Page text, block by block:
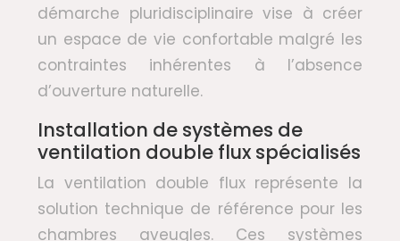
démarche pluridisciplinaire vise à créer
un espace de vie confortable malgré les
contraintes inhérentes à l’absence
d’ouverture naturelle.
Installation de systèmes de
ventilation double flux spécialisés
La ventilation double flux représente la
solution technique de référence pour les
chambres aveugles. Ces systèmes